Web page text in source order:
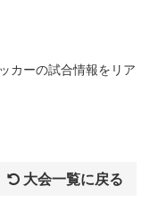
カーの試合情報をリア
大会一覧に戻る